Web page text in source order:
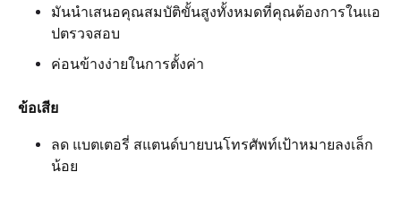
มันนำเสนอคุณสมบัติขั้นสูงทั้งหมดที่คุณต้องการในแอ
ปตรวจสอบ
ค่อนข้างง่ายในการตั้งค่า
ข้อเสีย
ลด แบตเตอรี่ สแตนด์บายบนโทรศัพท์เป้าหมายลงเล็ก
น้อย